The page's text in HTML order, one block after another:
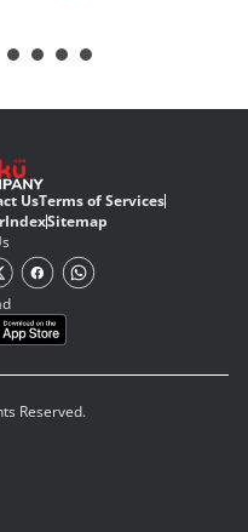
UsTerms of Services
IndexSitemap
Reserved.